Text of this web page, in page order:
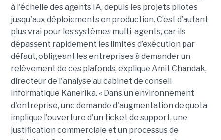
à l'échelle des agents IA, depuis les projets pilotes
jusqu'aux déploiements en production. C’est d’autant
plus vrai pour les systèmes multi-agents, car ils
dépassent rapidement les limites d’exécution par
défaut, obligeant les entreprises à demander un
relèvement de ces plafonds, explique Amit Chandak,
directeur de l'analyse au cabinet de conseil
informatique Kanerika. « Dans un environnement
d'entreprise, une demande d'augmentation de quota
implique l'ouverture d'un ticket de support, une
justification commerciale et un processus de